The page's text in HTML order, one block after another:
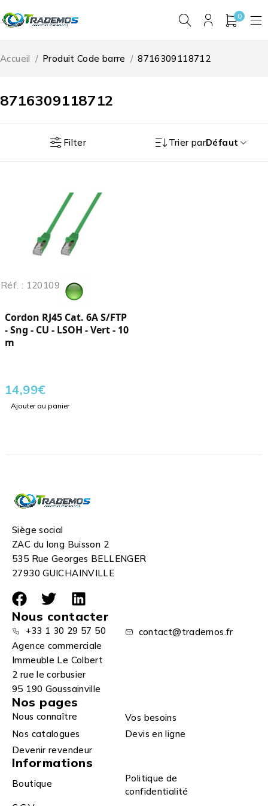
0
8716309118712
Accueil / Produit Code barre / 8716309118712
Filter Trier parDéfaut
Réf. : 120109
Cordon RJ45 Cat. 6A S/FTP
- Sng - CU - LSOH - Vert - 10
m
14,99€
Ajouter au panier
Siège social
ZAC du long Buisson 2
535 Rue Georges BELLENGER
27930 GUICHAINVILLE
Nous contacter
+33 1 30 29 57 50
contact@trademos.fr
Agence commerciale
Immeuble Le Colbert
2 rue le corbusier
95 190 Goussainville
Nos pages
Nous connaître
Vos besoins
Nos catalogues
Devis en ligne
Devenir revendeur
Informations
Boutique
Politique de
confidentialité